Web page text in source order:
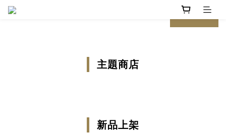
prev next
主題商店
新品上架